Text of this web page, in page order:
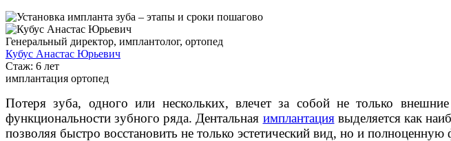
Генеральный директор, имплантолог, ортопед
Кубус Анастас Юрьевич
Стаж: 6 лет
имплантация ортопед
Потеря зуба, одного или нескольких, влечет за собой не только
функциональности зубного ряда. Дентальная имплантациявыделяется как
позволяя быстро восстановить не только эстетический вид, но и полноценную